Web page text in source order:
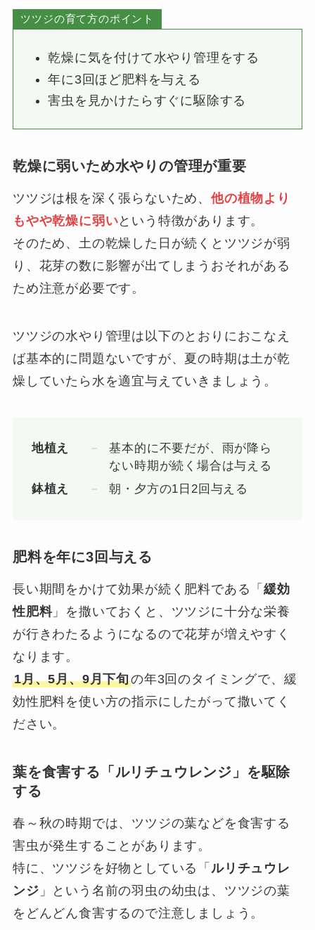
ツツジの育て方のポイント
乾燥に気を付けて水やり管理をする
年に3回ほど肥料を与える
害虫を見かけたらすぐに駆除する
乾燥に弱いため水やりの管理が重要
ツツジは根を深く張らないため、他の植物より
もやや乾燥に弱いという特徴があります。
そのため、土の乾燥した日が続くとツツジが弱
り、花芽の数に影響が出てしまうおそれがある
ため注意が必要です。
ツツジの水やり管理は以下のとおりにおこなえ
ば基本的に問題ないですが、夏の時期は土が乾
燥していたら水を適宜与えていきましょう。
地植え
基本的に不要だが、雨が降ら
ない時期が続く場合は与える
鉢植え
朝・夕方の1日2回与える
肥料を年に3回与える
長い期間をかけて効果が続く肥料である「緩効
性肥料」を撒いておくと、ツツジに十分な栄養
が行きわたるようになるので花芽が増えやすく
なります。
1月、5月、9月下旬の年3回のタイミングで、緩
効性肥料を使い方の指示にしたがって撒いてく
ださい。
葉を食害する「ルリチュウレンジ」を駆除
する
春～秋の時期では、ツツジの葉などを食害する
害虫が発生することがあります。
特に、ツツジを好物としている「 ルリチュウレ
ンジ 」という名前の羽虫の幼虫は、ツツジの葉
をどんどん食害するので注意しましょう。